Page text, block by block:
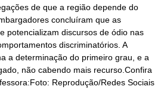
de que a região depende do
concluíram que as
potencializam discursos de ódio nas
discriminatórios. A
a determinação do primeiro grau, e a
não cabendo mais recurso.Confira
Reprodução/Redes Sociais